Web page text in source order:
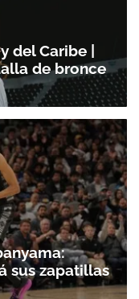
del Caribe |
de bronce
sus zapatillas